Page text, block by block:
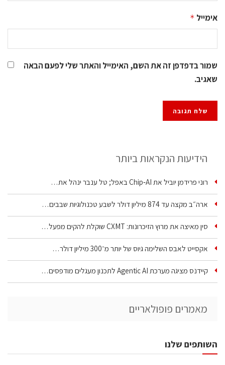
אימייל *
שמור בדפדפן זה את השם, האימייל והאתר שלי לפעם הבאה
שאגיב.
הידיעות הנקראות ביותר
רוני פרידמן יוביל את Chip‑AI באפל; טל ענבר ינהל את…
ארה״ב מקצה עד 874 מיליון דולר לשבע טכנולוגיות שבבים…
סין מאיצה את מרוץ הזיכרונות: CXMT שוקלת להקים מפעל…
אקסייט לאבס השלימה גיוס של יותר מ־300 מיליון דולר…
קיידנס מציגה מערכת Agentic AI לתכנון מעגלים מודפסים…
מאמרים פופולאריים
השותפים שלנו